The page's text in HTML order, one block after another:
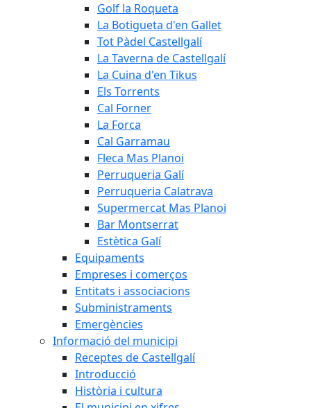
Golf la Roqueta
La Botigueta d'en Gallet
Tot Pàdel Castellgalí
La Taverna de Castellgalí
La Cuina d'en Tikus
Els Torrents
Cal Forner
La Forca
Cal Garramau
Fleca Mas Planoi
Perruqueria Galí
Perruqueria Calatrava
Supermercat Mas Planoi
Bar Montserrat
Estètica Galí
Equipaments
Empreses i comerços
Entitats i associacions
Subministraments
Emergències
Informació del municipi
Receptes de Castellgalí
Introducció
Història i cultura